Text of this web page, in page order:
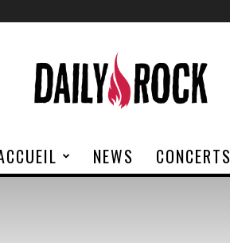
Rock
NEWS CONCERTS